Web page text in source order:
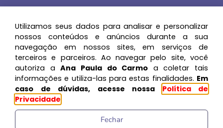
2026© Ana Paula do Carmo.
All rights reserved.
Desenvolvido por
VICTEC Agência Digital
Utilizamos seus dados para analisar e personalizar
nossos conteúdos e anúncios durante a sua
navegação em nossos sites, em serviços de
terceiros e parceiros. Ao navegar pelo site, você
autoriza aAna Paula do Carmo a coletar tais
informações e utiliza-las para estas finalidades. Em
caso de dúvidas, acesse nossa Política de
Privacidade
Fechar